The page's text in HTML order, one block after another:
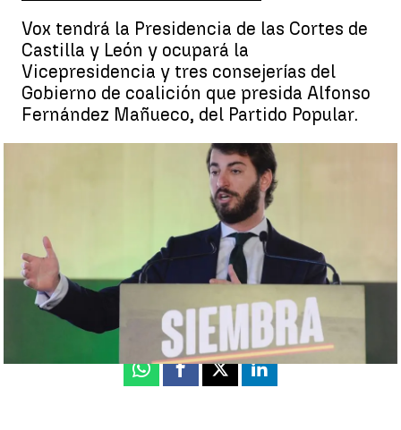
Vox tendrá la Presidencia de las Cortes de
Castilla y León y ocupará la
Vicepresidencia y tres consejerías del
Gobierno de coalición que presida Alfonso
Fernández Mañueco, del Partido Popular.
Vox consigue la presidencia de las Cortes de Castilla y León y
entra en el Gobierno |
Rosario Miñano |
Actualizado:
10 de marzo de 2022, 15:20
Publicado:
10 de marzo de 2022, 11:51
Whatsapp
Facebook
X Linkedin